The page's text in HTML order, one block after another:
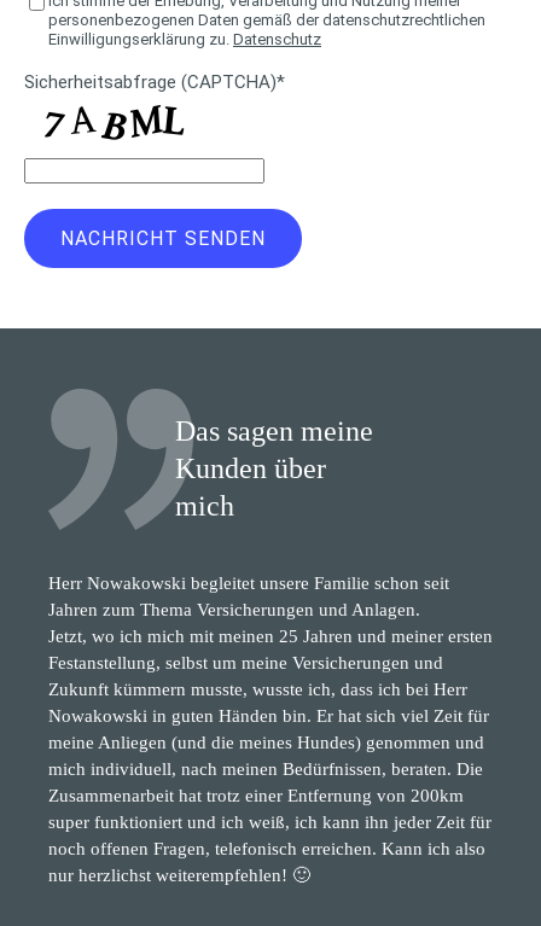
personenbezogenen Daten gemäß der datenschutzrechtlichen
Einwilligungserklärung zu. Datenschutz
Sicherheitsabfrage (CAPTCHA)*
Das sagen meine
Kunden über
mich
Herr Nowakowski begleitet unsere Familie schon seit
Jahren zum Thema Versicherungen und Anlagen.
Jetzt, wo ich mich mit meinen 25 Jahren und meiner ersten
Festanstellung, selbst um meine Versicherungen und
Zukunft kümmern musste, wusste ich, dass ich bei Herr
Nowakowski in guten Händen bin. Er hat sich viel Zeit für
meine Anliegen (und die meines Hundes) genommen und
mich individuell, nach meinen Bedürfnissen, beraten. Die
Zusammenarbeit hat trotz einer Entfernung von 200km
super funktioniert und ich weiß, ich kann ihn jeder Zeit für
noch offenen Fragen, telefonisch erreichen. Kann ich also
nur herzlichst weiterempfehlen! 🙂